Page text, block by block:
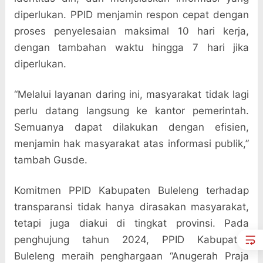
diperlukan. PPID menjamin respon cepat dengan
proses penyelesaian maksimal 10 hari kerja,
dengan tambahan waktu hingga 7 hari jika
diperlukan.
“Melalui layanan daring ini, masyarakat tidak lagi
perlu datang langsung ke kantor pemerintah.
Semuanya dapat dilakukan dengan efisien,
menjamin hak masyarakat atas informasi publik,”
tambah Gusde.
Komitmen PPID Kabupaten Buleleng terhadap
transparansi tidak hanya dirasakan masyarakat,
tetapi juga diakui di tingkat provinsi. Pada
penghujung tahun 2024, PPID Kabupaten
Buleleng meraih penghargaan “Anugerah Praja